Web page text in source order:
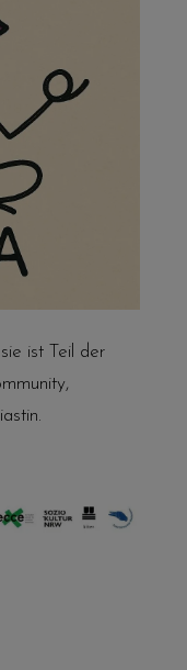
ist Teil der